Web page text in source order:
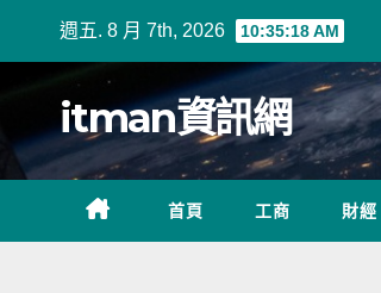
週五. 8 月 7th, 2026 10:35:19 AM
itman資訊網
首頁 工商 財經